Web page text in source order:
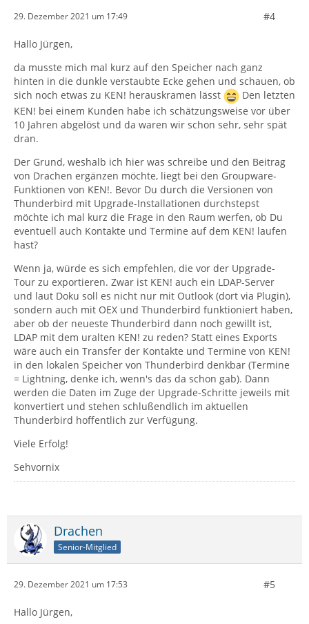
29. Dezember 2021 um 17:49 #4
Hallo Jürgen,
da musste mich mal kurz auf den Speicher nach ganz
hinten in die dunkle verstaubte Ecke gehen und schauen, ob
sich noch etwas zu KEN! herauskramen lässt
Den letzten
KEN! bei einem Kunden habe ich schätzungsweise vor über
10 Jahren abgelöst und da waren wir schon sehr, sehr spät
dran.
Der Grund, weshalb ich hier was schreibe und den Beitrag
von Drachen ergänzen möchte, liegt bei den Groupware-
Funktionen von KEN!. Bevor Du durch die Versionen von
Thunderbird mit Upgrade-Installationen durchstepst
möchte ich mal kurz die Frage in den Raum werfen, ob Du
eventuell auch Kontakte und Termine auf dem KEN! laufen
hast?
Wenn ja, würde es sich empfehlen, die vor der Upgrade-
Tour zu exportieren. Zwar ist KEN! auch ein LDAP-Server
und laut Doku soll es nicht nur mit Outlook (dort via Plugin),
sondern auch mit OEX und Thunderbird funktioniert haben,
aber ob der neueste Thunderbird dann noch gewillt ist,
LDAP mit dem uralten KEN! zu reden? Statt eines Exports
wäre auch ein Transfer der Kontakte und Termine von KEN!
in den lokalen Speicher von Thunderbird denkbar (Termine
= Lightning, denke ich, wenn's das da schon gab). Dann
werden die Daten im Zuge der Upgrade-Schritte jeweils mit
konvertiert und stehen schlußendlich im aktuellen
Thunderbird hoffentlich zur Verfügung.
Viele Erfolg!
Sehvornix
Drachen
Senior-Mitglied
29. Dezember 2021 um 17:53 #5
Hallo Jürgen,